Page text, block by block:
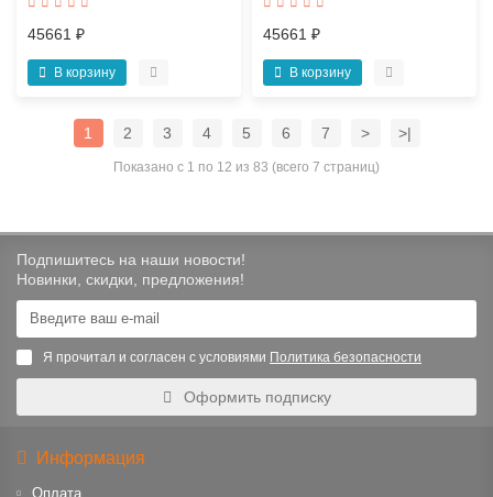
45661 ₽
В корзину
45661 ₽
В корзину
1 2 3 4 5 6 7 > >|
Показано с 1 по 12 из 83 (всего 7 страниц)
Подпишитесь на наши новости!
Новинки, скидки, предложения!
Я прочитал и согласен с условиями Политика безопасности
Оформить подписку
Информация
Оплата